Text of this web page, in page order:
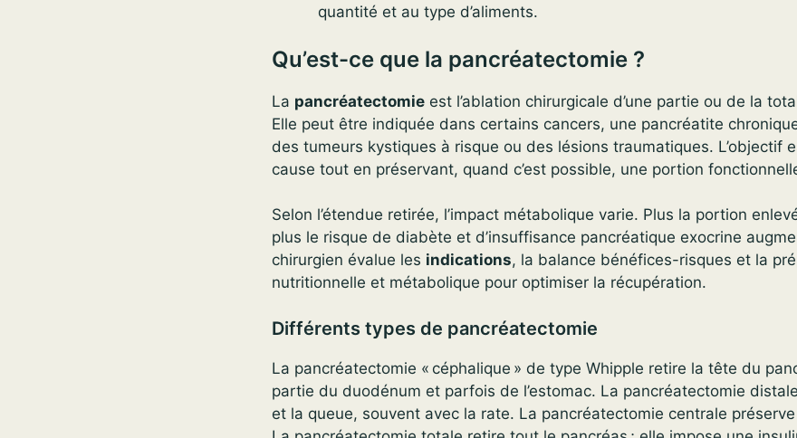
quantité et au type d’aliments.
Qu’est-ce que la pancréatectomie ?
La pancréatectomie est l’ablation chirurgicale d’une partie ou de la
Elle peut être indiquée dans certains cancers, une pancréatite
des tumeurs kystiques à risque ou des lésions traumatiques. L’objectif
cause tout en préservant, quand c’est possible, une portion
Selon l’étendue retirée, l’impact métabolique varie. Plus la portion
plus le risque de diabète et d’insuffisance pancréatique exocrine
chirurgien évalue les indications, la balance bénéfices-risques et la
nutritionnelle et métabolique pour optimiser la récupération.
Différents types de pancréatectomie
La pancréatectomie « céphalique » de type Whipple retire la tête du
partie du duodénum et parfois de l’estomac. La pancréatectomie
et la queue, souvent avec la rate. La pancréatectomie centrale